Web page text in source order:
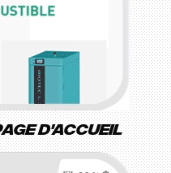
d'accueil